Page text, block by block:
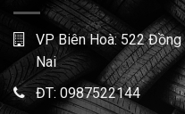
VP Biên Hoà: 522 Đồng
Nai
ĐT: 0987522144